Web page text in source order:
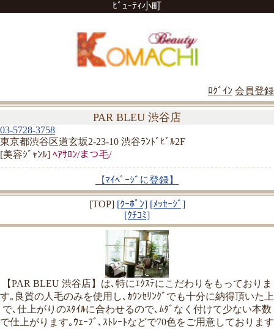
ﾋﾞｭｰﾃｨ小町
ﾛｸﾞｲﾝ 会員登録
PAR BLEU 渋谷店
03-5728-3758
東京都渋谷区道玄坂2-23-10 渋谷ﾗﾝﾄﾞﾋﾞﾙ2F
[美容ｼﾞｬﾝﾙ] ﾍｱｻﾛﾝ/まつ毛/
【ﾏｲﾍﾟｰｼﾞに登録】
[TOP] [ｸｰﾎﾟﾝ] [ﾒｯｾｰｼﾞ]
[ｸﾁｺﾐ]
【PAR BLEU 渋谷店】は､特にｴｸｽﾃにこだわりをもっておりま
す｡良質の人毛のみを使用し､ｶｳﾝｾﾘﾝｸﾞでも十分に納得頂いた上
で､仕上がりのｽﾀｲﾙに合わせるので､ﾑﾀﾞなく付けて少ない本数
で仕上がります｡ｳｪｰﾌﾞ､ｽﾄﾚｰﾄなどで70色をご用意しております